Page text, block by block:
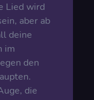
Lied wird
aber ab
deine
im
den
die